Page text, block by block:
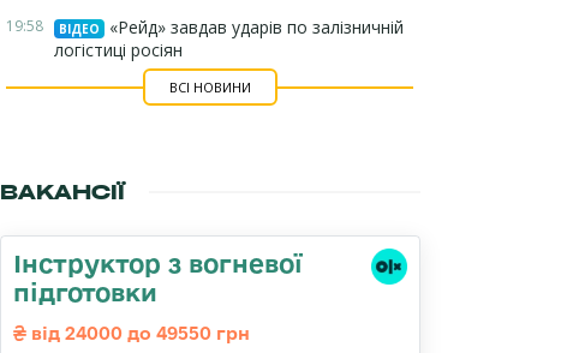
19:58 ВІДЕО
«Рейд» завдав ударів по залізничній
логістиці росіян
ВСІ НОВИНИ
ВАКАНСІЇ
Інструктор з вогневої
підготовки
від 24000 до 49550 грн